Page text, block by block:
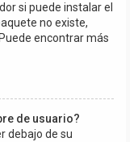
si puede instalar el
no existe,
encontrar más
de usuario?
debajo de su